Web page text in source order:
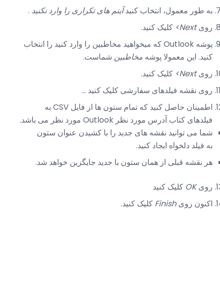
به طور معمول، انتخاب کنیدآیتم های تکراری را وارد نکنید .
رویNext>
کلیک کنید.
پوشه Outlook که میخواهید مخاطبین را وارد کنید را انتخاب
کنید. این معمولا پوشه مخاطبین شماست.
رویNext>
کلیک کنید.
روی نقشه فیلدهای سفارشی کلیک کنید ...
اطمینان حاصل کنید که تمام ستون ها از فایل CSV به
فیلدهای کتاب آدرس مورد نظر Outlook مورد نظر می باشد.
شما می توانید نقشه های جدید را با کشیدن عنوان ستون
به فیلد دلخواه ایجاد کنید.
هر نقشه قبلی از همان ستون با جدید جایگزین خواهد شد.
رویOK کلیک کنید
اکنون رویFinish کلیک کنید.